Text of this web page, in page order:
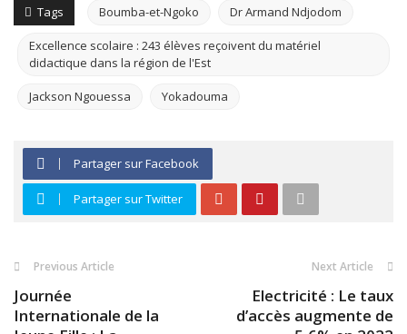
Tags Boumba-et-Ngoko Dr Armand Ndjodom
Excellence scolaire : 243 élèves reçoivent du matériel
didactique dans la région de l'Est
Jackson Ngouessa Yokadouma
Partager sur Facebook
Partager sur Twitter
Previous Article
Journée
Internationale de la
Next Article
Electricité : Le taux
d’accès augmente de